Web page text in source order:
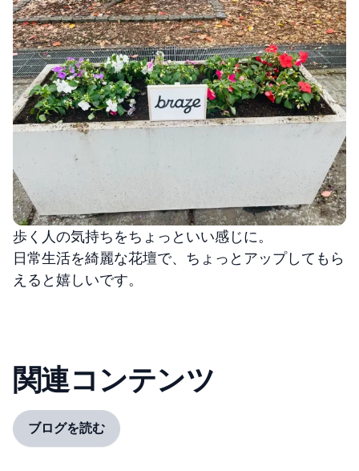
歩く人の気持ちをちょっといい感じに。
日常生活を綺麗な花壇で、ちょっとアップしてもら
えると嬉しいです。
関連コンテンツ
ブログを読む